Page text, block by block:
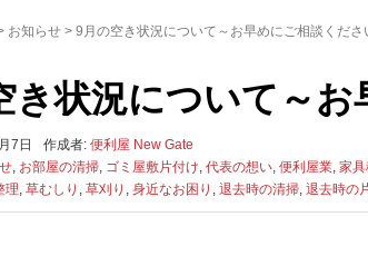
お知らせ > 9月の空き状況について～お早めにご相談くださ
き状況について～お
7日 作成者: 便利屋 New Gate
, お部屋の清掃, ゴミ屋敷片付け, 代表の想い, 便利屋業, 家
理, 草むしり , 草刈り , 身近なお困り , 退去時の清掃, 退去時の